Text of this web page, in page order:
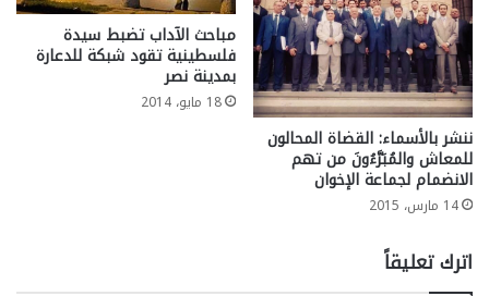
ننشر بالأسماء: القضاة المحالون
للمعاش والمُبَرَّءُونَ من تهم
الانضمام لجماعة الإخوان
14 مارس، 2015
مباحث الآداب تضبط سيدة
فلسطينية تقود شبكة للدعارة
بمدينة نصر
18 مايو، 2014
اترك تعليقاً